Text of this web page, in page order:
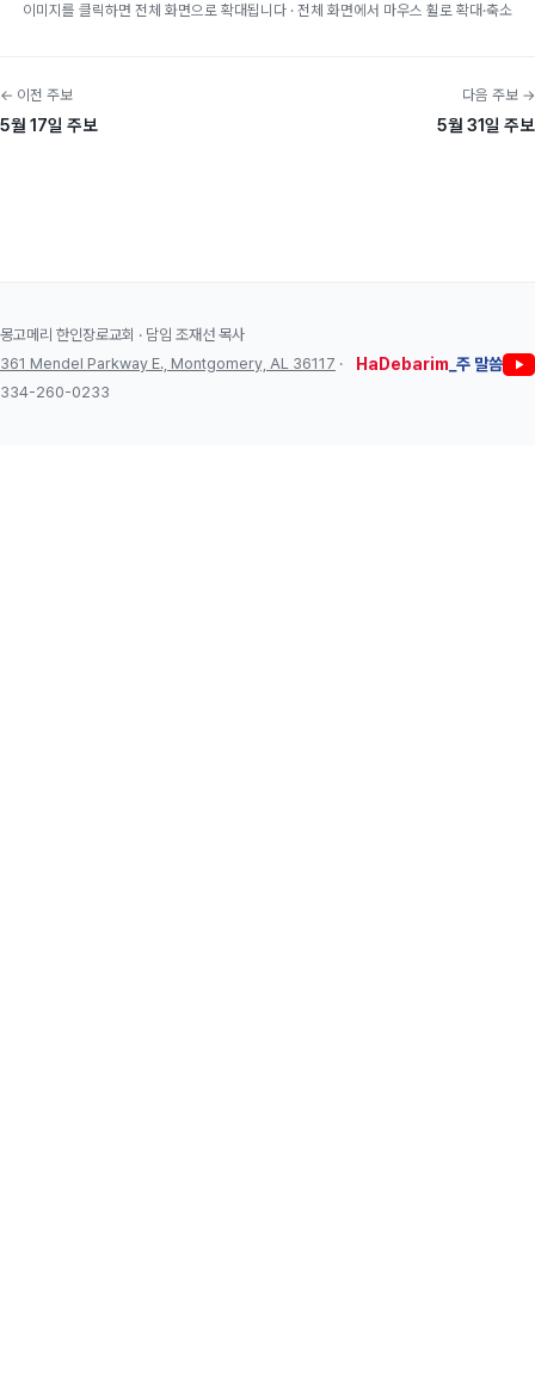
이미지를 클릭하면 전체 화면으로 확대됩니다 · 전체 화면에서 마우스 휠로 확대·축소
← 이전 주보
5월 17일 주보
다음 주보 →
5월 31일 주보
몽고메리 한인장로교회 · 담임 조재선 목사
361 Mendel Parkway E., Montgomery, AL 36117 ·
334-260-0233
HaDebarim _주 말씀